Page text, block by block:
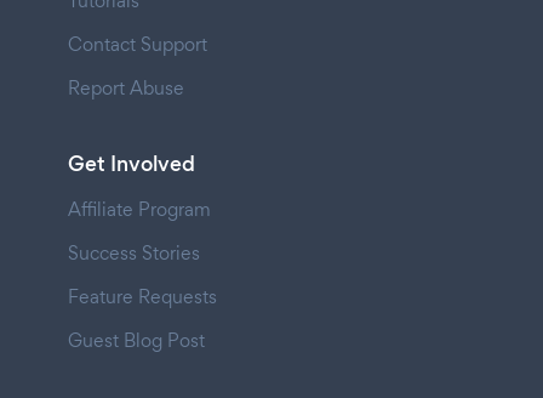
Contact Support
Report Abuse
Get Involved
Affiliate Program
Success Stories
Feature Requests
Guest Blog Post